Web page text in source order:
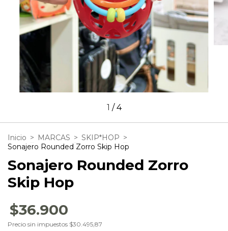
1 /4
Inicio > MARCAS > SKIP*HOP >
Sonajero Rounded Zorro Skip Hop
Sonajero Rounded Zorro
Skip Hop
$36.900
Precio sin impuestos $30.495,87